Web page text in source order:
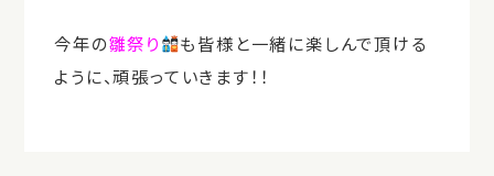
今年の雛祭り
も皆様と一緒に楽しんで頂ける
ように、頑張っていきます！！